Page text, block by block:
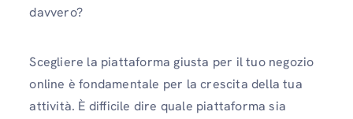
davvero?
Scegliere la piattaforma giusta per il tuo negozio
online è fondamentale per la crescita della tua
attività. È difficile dire quale piattaforma sia